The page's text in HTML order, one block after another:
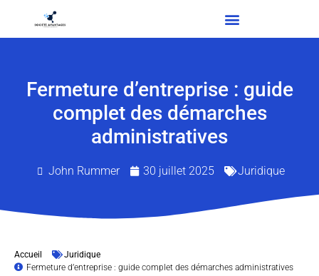
Fermeture d’entreprise : guide
complet des démarches
administratives
John Rummer 30 juillet 2025 Juridique
Accueil
Juridique
Fermeture d’entreprise : guide complet des démarches administratives